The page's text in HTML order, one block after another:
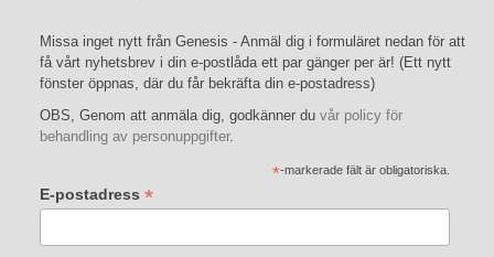
Missa inget nytt från Genesis - Anmäl dig i formuläret nedan för att
få vårt nyhetsbrev i din e-postlåda ett par gänger per är! (Ett nytt
fönster öppnas, där du får bekräfta din e-postadress)
OBS, Genom att anmäla dig, godkänner du vår policy för
behandling av personuppgifter.
*-markerade fält är obligatoriska.
E-postadress *